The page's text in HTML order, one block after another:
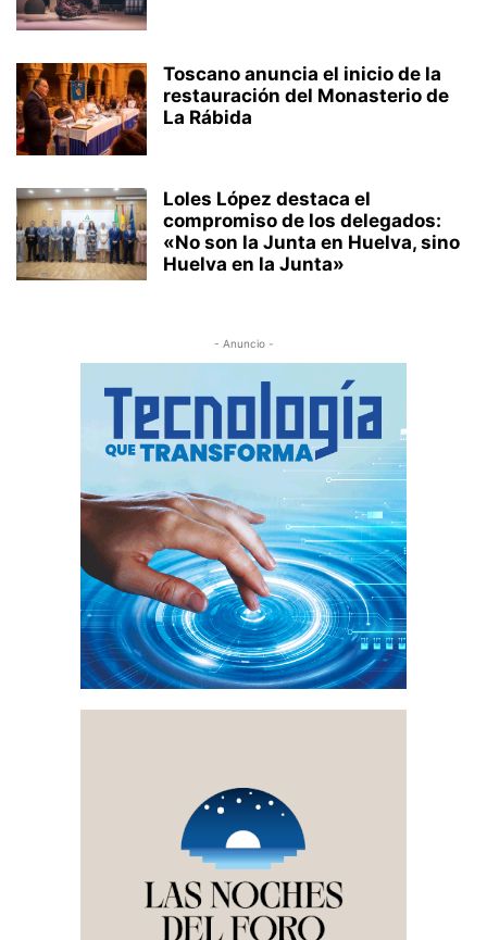
Toscano anuncia el inicio de la
restauración del Monasterio de
La Rábida
Loles López destaca el
compromiso de los delegados:
«No son la Junta en Huelva, sino
Huelva en la Junta»
- Anuncio -